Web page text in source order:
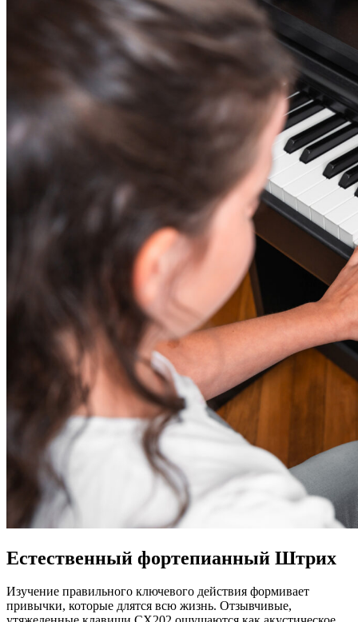
Естественный фортепианный Штрих
Изучение правильного ключевого действия формивает
привычки, которые длятся всю жизнь. Отзывчивые,